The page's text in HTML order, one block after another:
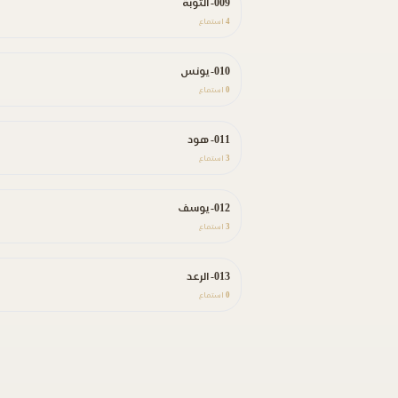
009- التوبة
4 استماع
010- يونس
0 استماع
011- هود
3 استماع
012- يوسف
3 استماع
013- الرعد
0 استماع